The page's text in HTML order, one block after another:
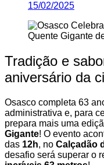
15/02/2025
Tradição e
aniversário da
Osasco completa 63
administrativa e, para
prepara mais uma
Gigante! O evento
das 12h, no Calçadão
desafio será superar o